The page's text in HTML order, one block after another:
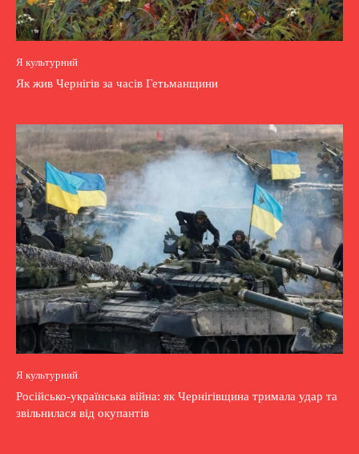
Я культурний
Як жив Чернігів за часів Гетьманщини
Я культурний
Російсько-українська війна: як Чернігівщина тримала удар та
звільнилася від окупантів